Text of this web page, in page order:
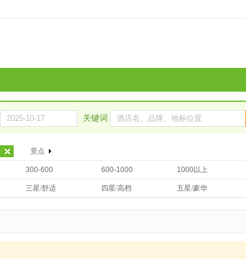
关键词
景点
300-600 600-1000 1000以上
三星/舒适 四星/高档 五星/豪华